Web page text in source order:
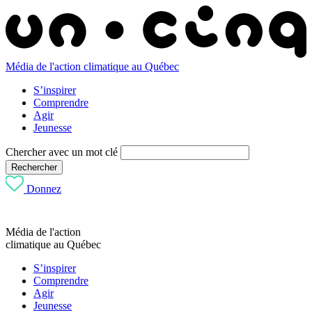
Média de l'action climatique au Québec
S’inspirer
Comprendre
Agir
Jeunesse
Chercher avec un mot clé
Rechercher
Donnez
Média de l'action
climatique au Québec
S’inspirer
Comprendre
Agir
Jeunesse